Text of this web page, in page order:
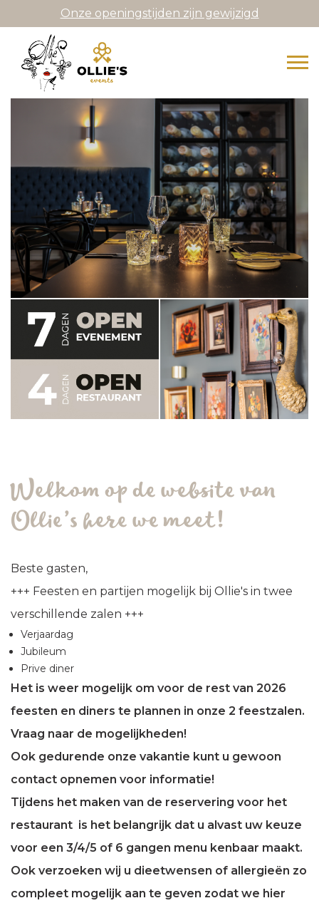
Onze openingstijden zijn gewijzigd
Welkom op de website van
Ollie’s here we meet!
Beste gasten,
+++ Feesten en partijen mogelijk bij Ollie's in twee
verschillende zalen +++
Verjaardag
Jubileum
Prive diner
Het is weer mogelijk om voor de rest van 2026
feesten en diners te plannen in onze 2 feestzalen.
Vraag naar de mogelijkheden!
Ook gedurende onze vakantie kunt u gewoon
contact opnemen voor informatie!
Tijdens het maken van de reservering voor het
restaurant is het belangrijk dat u alvast uw keuze
voor een 3/4/5 of 6 gangen menu kenbaar maakt.
Ook verzoeken wij u dieetwensen of allergieën zo
compleet mogelijk aan te geven zodat we hier